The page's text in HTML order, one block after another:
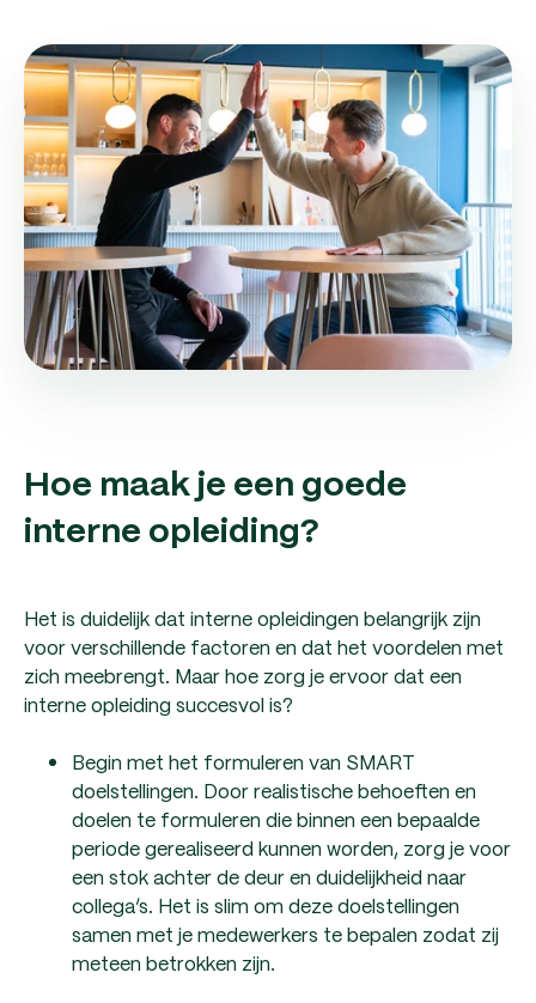
Hoe maak je een goede
interne opleiding?
Het is duidelijk dat interne opleidingen belangrijk zijn
voor verschillende factoren en dat het voordelen met
zich meebrengt. Maar hoe zorg je ervoor dat een
interne opleiding succesvol is?
Begin met het formuleren van SMART
doelstellingen. Door realistische behoeften en
doelen te formuleren die binnen een bepaalde
periode gerealiseerd kunnen worden, zorg je voor
een stok achter de deur en duidelijkheid naar
collega’s. Het is slim om deze doelstellingen
samen met je medewerkers te bepalen zodat zij
meteen betrokken zijn.